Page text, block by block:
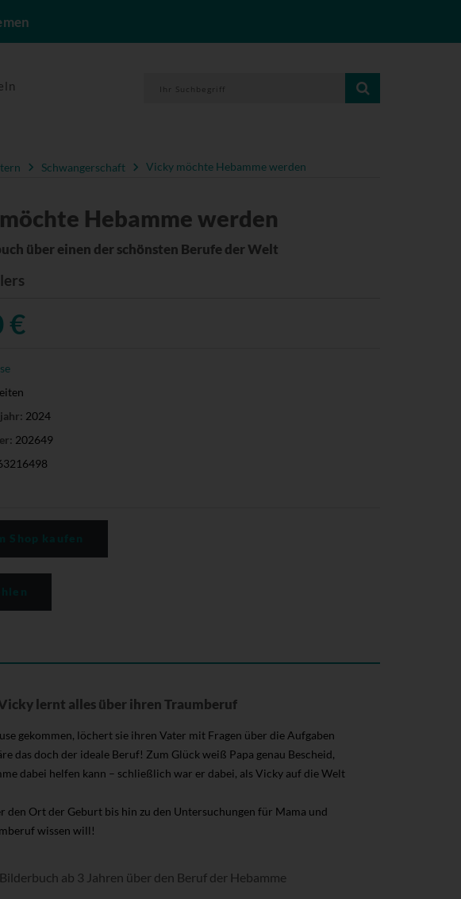
Schwangerschaft Vicky möchte Hebamme werden
Hebamme werden
über einen der schönsten Berufe der Welt
€
2024
202649
lernt alles über ihren Traumberuf
gekommen, löchert sie ihren Vater mit Fragen über die Aufgaben
das doch der ideale Beruf! Zum Glück weiß Papa genau Bescheid,
dabei helfen kann – schließlich war er dabei, als Vicky auf die Welt
den Ort der Geburt bis hin zu den Untersuchungen für Mama und
wissen will!
ab 3 Jahren über den Beruf der Hebamme